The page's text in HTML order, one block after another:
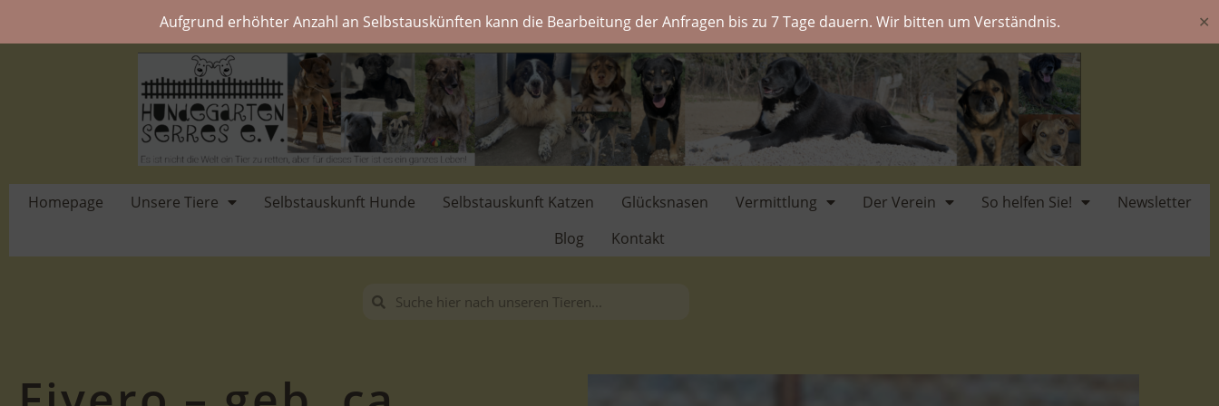
Aufgrund erhöhter Anzahl an Selbstauskünften kann die Bearbeitung der Anfragen bis zu 7 Tage dauern. Wir bitten um Verständnis. ✕
Homepage Unsere Tiere Selbstauskunft Hunde Selbstauskunft Katzen Glücksnasen Vermittlung Der Verein So helfen Sie!
Newsletter
Blog
Kontakt